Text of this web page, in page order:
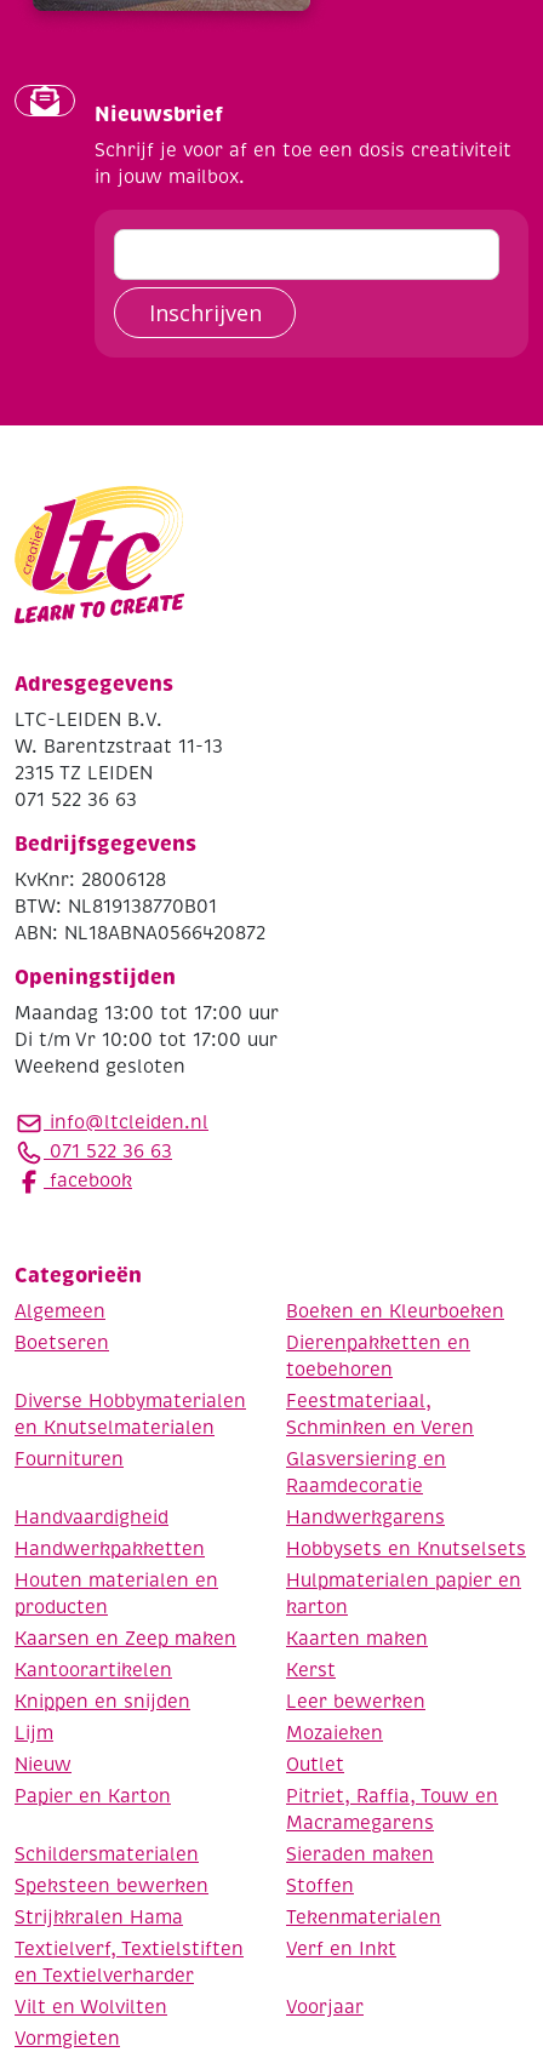
Nieuwsbrief
Schrijf je voor af en toe een dosis creativiteit
in jouw mailbox.
Inschrijven
Adresgegevens
LTC-LEIDEN B.V.
W. Barentzstraat 11-13
2315 TZ LEIDEN
071 522 36 63
Bedrijfsgegevens
KvKnr: 28006128
BTW: NL819138770B01
ABN: NL18ABNA0566420872
Openingstijden
Maandag 13:00 tot 17:00 uur
Di t/m Vr 10:00 tot 17:00 uur
Weekend gesloten
info@ltcleiden.nl
071 522 36 63
facebook
Categorieën
Algemeen
Boeken en Kleurboeken
Boetseren
Dierenpakketten en
toebehoren
Diverse Hobbymaterialen
en Knutselmaterialen
Feestmateriaal,
Schminken en Veren
Fournituren
Glasversiering en
Raamdecoratie
Handvaardigheid
Handwerkgarens
Handwerkpakketten
Hobbysets en Knutselsets
Houten materialen en
producten
Hulpmaterialen papier en
karton
Kaarsen en Zeep maken
Kaarten maken
Kantoorartikelen
Kerst
Knippen en snijden
Leer bewerken
Lijm
Mozaieken
Nieuw
Outlet
Papier en Karton
Pitriet, Raffia, Touw en
Macramegarens
Schildersmaterialen
Sieraden maken
Speksteen bewerken
Stoffen
Strijkkralen Hama
Tekenmaterialen
Textielverf, Textielstiften
en Textielverharder
Verf en Inkt
Vilt en Wolvilten
Voorjaar
Vormgieten